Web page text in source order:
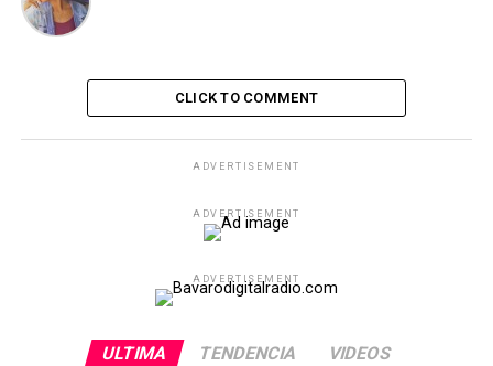
CLICK TO COMMENT
ADVERTISEMENT
ADVERTISEMENT
ADVERTISEMENT
ULTIMA TENDENCIA VIDEOS